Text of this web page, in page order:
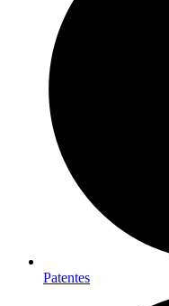
Patentes